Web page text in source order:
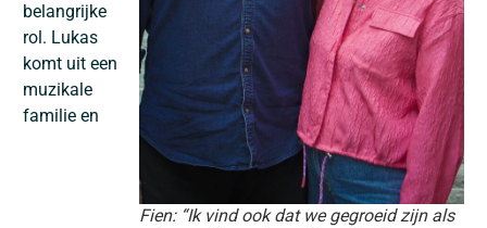
Fien: “Ik vind ook dat we gegroeid zijn als
belangrijke
rol. Lukas
komt uit een
muzikale
familie en